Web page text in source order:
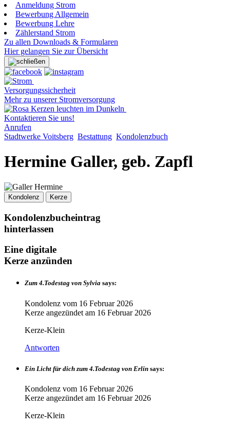
Anmeldung Strom
Bewerbung Allgemein
Bewerbung Lehre
Zählerstand Strom
Zu allen Downloads & Formularen
Hier gelangen Sie zur Übersicht
Versorgungssicherheit
Mehr zu unserer Stromversorgung
Kontaktieren Sie uns!
Anrufen
Stadtwerke Voitsberg Bestattung Kondolenzbuch
Hermine Galler, geb. Zapfl
Kondolenz Kerze
Kondolenzbucheintrag
hinterlassen
Eine digitale
Kerze anzünden
Zum 4.Todestag von Sylvia says:
Kondolenz vom 16 Februar 2026
Kerze angezündet am 16 Februar 2026
Kerze-Klein
Antworten
Ein Licht für dich zum 4.Todestag von Erlin says:
Kondolenz vom 16 Februar 2026
Kerze angezündet am 16 Februar 2026
Kerze-Klein